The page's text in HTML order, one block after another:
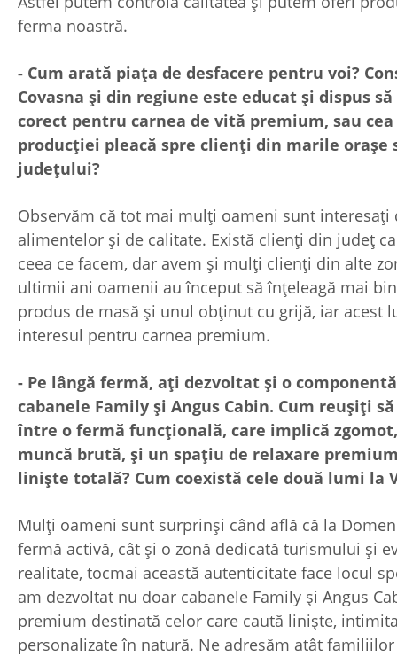
ferma noastră.
- Cum arată piața de desfacere pentru voi?
Covasna și din regiune este educat și dispus
corect pentru carnea de vită premium, sau
producției pleacă spre clienți din marile orașe
județului?
Observăm că tot mai mulți oameni sunt interesați
alimentelor și de calitate. Există clienți din județ
ceea ce facem, dar avem și mulți clienți din alte
ultimii ani oamenii au început să înțeleagă mai
produs de masă și unul obținut cu grijă, iar acest
interesul pentru carnea premium.
- Pe lângă fermă, ați dezvoltat și o
cabanele Family și Angus Cabin. Cum reușiți
între o fermă funcțională, care implică
muncă brută, și un spațiu de relaxare
liniște totală? Cum coexistă cele două lumi la
Mulți oameni sunt surprinși când află că la
fermă activă, cât și o zonă dedicată turismului și
realitate, tocmai această autenticitate face locul
am dezvoltat nu doar cabanele Family și Angus
premium destinată celor care caută liniște,
personalizate în natură. Ne adresăm atât